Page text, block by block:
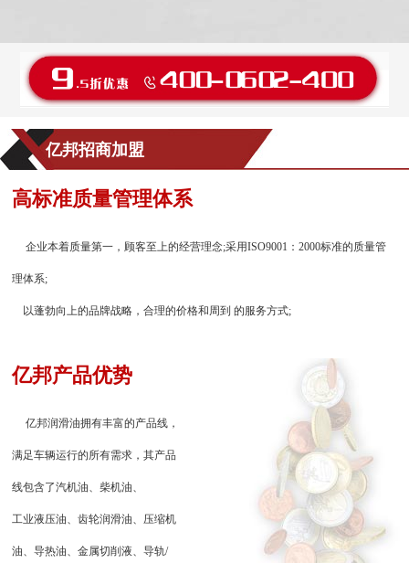
亿邦招商加盟
高标准质量管理体系
企业本着质量第一，顾客至上的经营理念;采用ISO9001：2000标准的质量管
理体系;
以蓬勃向上的品牌战略，合理的价格和周到 的服务方式;
亿邦产品优势
亿邦润滑油拥有丰富的产品线，
满足车辆运行的所有需求，其产品
线包含了汽机油、柴机油、
工业液压油、齿轮润滑油、压缩机
油、导热油、金属切削液、导轨/